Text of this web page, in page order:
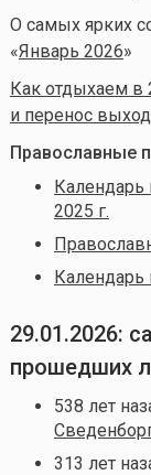
О самых ярких
«Январь 2026»
Как отдыхаем в
и перенос
Православные
Календарь
2025 г.
Календарь
29.01.2026:
прошедших
538 лет
313 лет